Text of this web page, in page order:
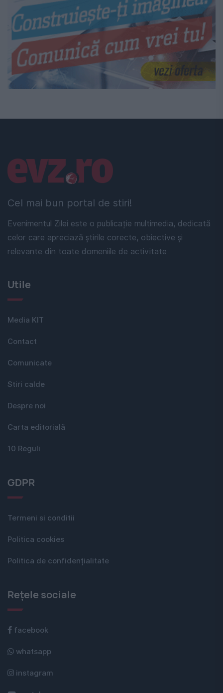
Cel mai bun portal de stiri!
Evenimentul Zilei este o publicație multimedia, dedicată
celor care apreciază știrile corecte, obiective și
relevante din toate domeniile de activitate
Linkuri utile
Utile
Media KIT
Contact
Comunicate
Stiri calde
Despre noi
Carta editorială
10 Reguli
GDPR
Termeni si conditii
Politica cookies
Politica de confidențialitate
Rețele sociale
facebook
whatsapp
instagram